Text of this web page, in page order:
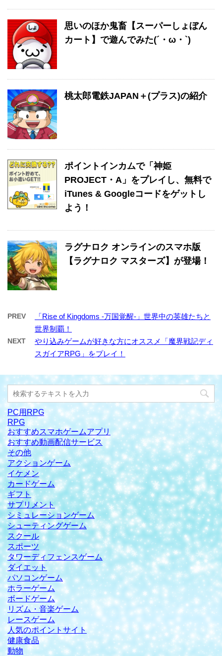
思いのほか鬼畜【スーパーしょぼん
カート】で遊んでみた(´・ω・`)
桃太郎電鉄JAPAN＋(プラス)の紹介
ポイントインカムで「神姫
PROJECT・A」をプレイし、無料で
iTunes & Googleコードをゲットし
よう！
ラグナロク オンラインのスマホ版
【ラグナロク マスターズ】が登場！
PREV
「Rise of Kingdoms -万国覚醒-」世界中の英雄たちと
世界制覇！
NEXT
やり込みゲームが好きな方にオススメ「魔界戦記ディ
スガイアRPG」をプレイ！
PC用RPG
RPG
おすすめスマホゲームアプリ
おすすめ動画配信サービス
その他
アクションゲーム
イケメン
カードゲーム
ギフト
サプリメント
シミュレーションゲーム
シューティングゲーム
スクール
スポーツ
タワーディフェンスゲーム
ダイエット
パソコンゲーム
ホラーゲーム
ボードゲーム
リズム・音楽ゲーム
レースゲーム
人気のポイントサイト
健康食品
動物